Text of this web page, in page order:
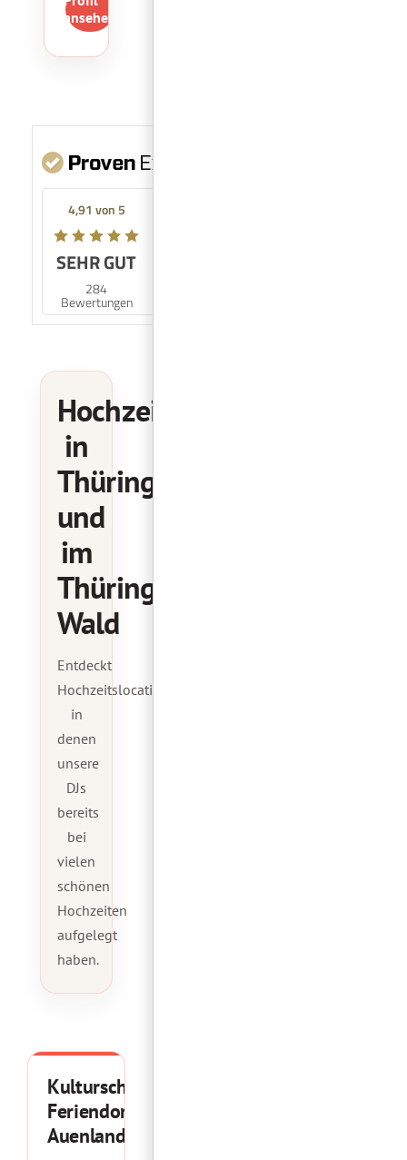
ansehen
4,91 von 5
SEHR GUT
284
Bewertungen
Hochzeitslocations
in
Thüringen
und
im
Thüringer
Wald
Entdeckt
Hochzeitslocations,
in
denen
unsere
DJs
bereits
bei
vielen
schönen
Hochzeiten
aufgelegt
haben.
Kulturscheune
Feriendorf
Auenland